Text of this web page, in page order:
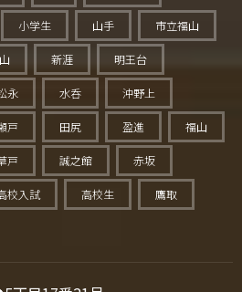
小学生 山手 市立福山
新涯 明王台
永 水呑 沖野上
戸 田尻 盈進 福山
戸 誠之館 赤坂
校入試 高校生 鷹取